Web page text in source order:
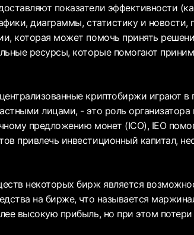
показатели эффективности
диаграммы, статистику и новости,
которая может помочь принять
ресурсы, которые помогают
криптобиржи играют в
лицами, - это роль
предложению монет (ICO), IEO
привлечь инвестиционный капитал,
некоторых бирж является
на бирже, что называется
высокую прибыль, но при этом